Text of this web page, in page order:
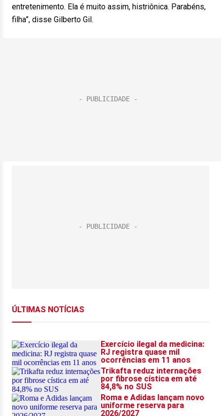
entretenimento. Ela é muito assim, histriônica. Parabéns,
filha”, disse Gilberto Gil.